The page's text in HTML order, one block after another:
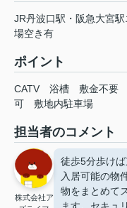
JR丹波口駅・阪急大宮
場空き有
ポイント
CATV 浴槽 敷金不要
可
敷地内駐車場
担当者のコメント
株式会社ア
徒歩5分歩け
入居可能の物
物をまとめて